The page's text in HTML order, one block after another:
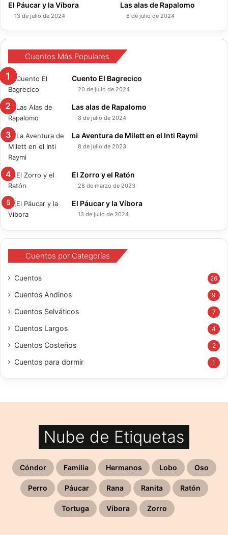
El Páucar y la Víbora
13 de julio de 2024
Las alas de Rapalomo
8 de julio de 2024
Cuentos Más Populares
Cuento El Bagrecico
20 de julio de 2024
Las alas de Rapalomo
8 de julio de 2024
La Aventura de Milett en el Inti Raymi
8 de julio de 2023
El Zorro y el Ratón
28 de marzo de 2023
El Páucar y la Víbora
13 de julio de 2024
Cuentos por Categorías
Cuentos 26
Cuentos Andinos 9
Cuentos Selváticos 7
Cuentos Largos 4
Cuentos Costeños 2
Cuentos para dormir 1
Nube de Etiquetas
Cóndor Familia Hermanos Lobo Oso
Perro Páucar Rana Ranita Ratón
Tortuga Víbora Zorro